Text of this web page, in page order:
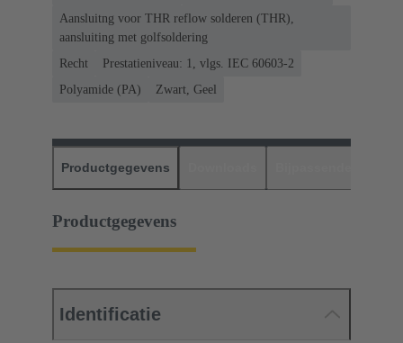
Aansluitng voor THR reflow solderen (THR),
aansluiting met golfsoldering
Recht
Prestatieniveau: 1, vlgs. IEC 60603-2
Polyamide (PA)
Zwart, Geel
Productgegevens
Productgegevens
Identificatie